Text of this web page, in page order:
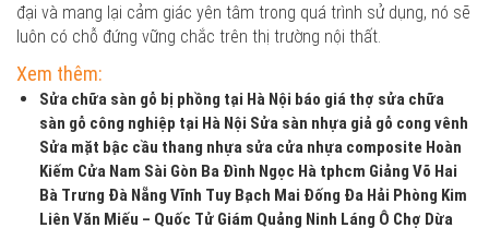
đại và mang lại cảm giác yên tâm trong quá trình sử dụng, nó sẽ
luôn có chỗ đứng vững chắc trên thị trường nội thất.
Xem thêm:
Sửa chữa sàn gỗ bị phồng tại Hà Nội báo giá thợ sửa chữa
sàn gỗ công nghiệp tại Hà Nội Sửa sàn nhựa giả gỗ cong vênh
Sửa mặt bậc cầu thang nhựa sửa cửa nhựa composite Hoàn
Kiếm Cửa Nam Sài Gòn Ba Đình Ngọc Hà tphcm Giảng Võ Hai
Bà Trưng Đà Nẵng Vĩnh Tuy Bạch Mai Đống Đa Hải Phòng Kim
Liên Văn Miếu – Quốc Tử Giám Quảng Ninh Láng Ô Chợ Dừa